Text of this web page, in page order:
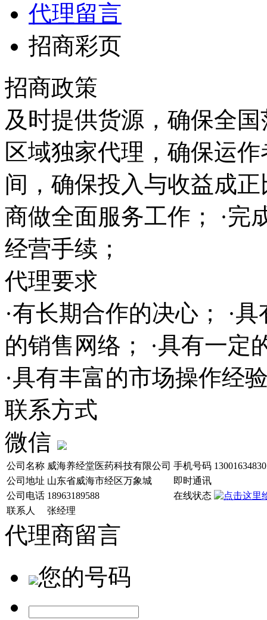
代理留言
招商彩页
招商政策
及时提供货源，确保全
区域独家代理，确保运
间，确保投入与收益成
商做全面服务工作； ·完
经营手续；
代理要求
·有长期合作的决心； ·
的销售网络； ·具有一定
·具有丰富的市场操作经
联系方式
微信
公司名称 威海养经堂医药科技有限公司 手机号码 13001634830
公司地址 山东省威海市经区万象城
即时通讯
公司电话 18963189588
在线状态
联系人
张经理
代理商留言
您的号码